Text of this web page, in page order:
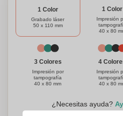
1 Color
Grabado láser
50 x 110 mm
1 Color
Impresión
40 x 80
3 Colores
Impresión por
tampografía
40 x 80 mm
4
Impresión
40 x 80
¿Necesitas ayuda?